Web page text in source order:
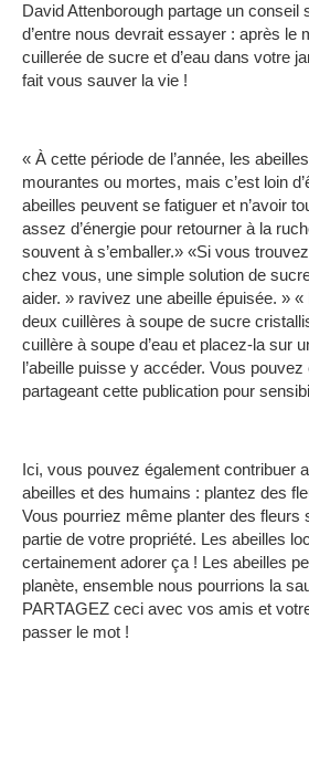
David Attenborough partage un conseil
d’entre nous devrait essayer : après le
cuillerée de sucre et d’eau dans votre
fait vous sauver la vie !
« À cette période de l’année, les
mourantes ou mortes, mais c’est loin
abeilles peuvent se fatiguer et n’avoir
assez d’énergie pour retourner à la
souvent à s’emballer.» «Si vous
chez vous, une simple solution de
aider. » ravivez une abeille épuisée. »
deux cuillères à soupe de sucre
cuillère à soupe d’eau et placez-la sur
l’abeille puisse y accéder. Vous
partageant cette publication pour
Ici, vous pouvez également contribuer
abeilles et des humains : plantez des
Vous pourriez même planter des fleurs
partie de votre propriété. Les abeilles
certainement adorer ça ! Les abeilles
planète, ensemble nous pourrions la
PARTAGEZ ceci avec vos amis et
passer le mot !